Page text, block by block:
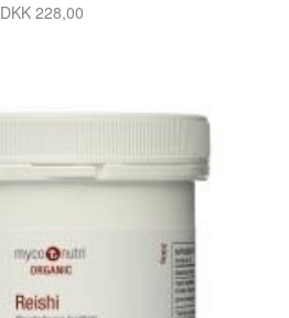
DKK 228,00